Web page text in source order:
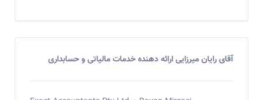
آقای رایان میرزایی ارائه دهنده خدمات مالیاتی و حسابداری